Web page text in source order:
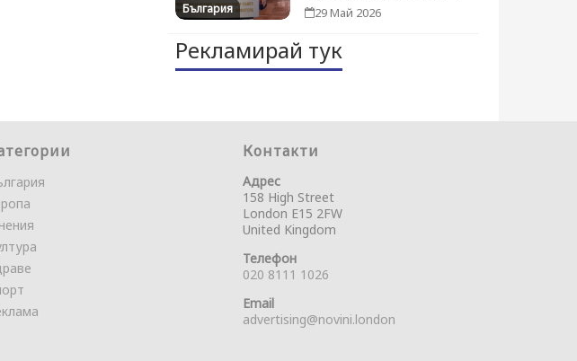
България 29 Май 2026
Рекламирай тук
Контакти
Адрес
158 High Street
London E15 2FW
United Kingdom
Телефон
020 8111 1026
Email
advertising@novini.london